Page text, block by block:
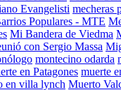
Evangelisti mecheras
Populares - MTE
Mi Bandera de Viedma
con Sergio Massa
montecino odarda
en Patagones muerte
en villa lynch Muerto